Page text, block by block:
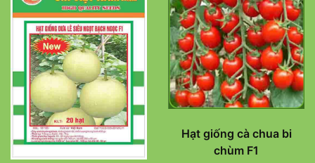
Hạt giống cà chua bi
chùm F1